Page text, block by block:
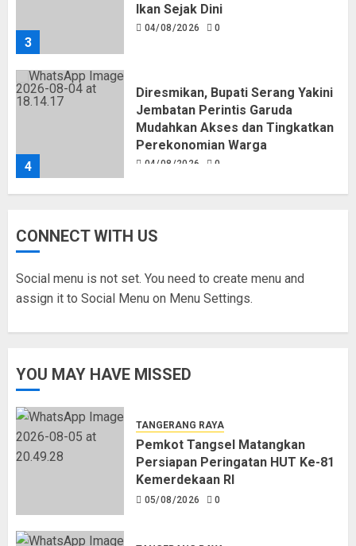
3
Ikan Sejak Dini
04/08/2026 0
4
Diresmikan, Bupati Serang Yakini
Jembatan Perintis Garuda
Mudahkan Akses dan Tingkatkan
Perekonomian Warga
04/08/2026 0
Jadi Momentum Penguatan SDM
1
Kemerdekaan RI
2
Pilar Tegaskan Transformasi
Posyandu di Tangsel, Kini Tak
Sekadar Layanan Ibu dan Anak
CONNECT WITH US
Social menu is not set. You need to create menu and
assign it to Social Menu on Menu Settings.
YOU MAY HAVE MISSED
TANGERANG RAYA
Pemkot Tangsel Matangkan
Persiapan Peringatan HUT Ke-81
Kemerdekaan RI
05/08/2026 0